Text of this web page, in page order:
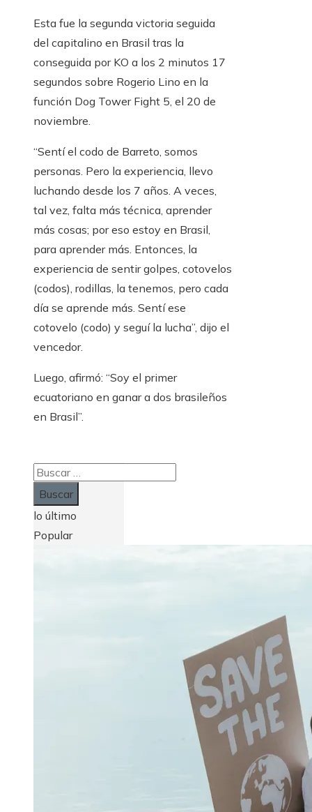
Esta fue la segunda victoria seguida
del capitalino en Brasil tras la
conseguida por KO a los 2 minutos 17
segundos sobre Rogerio Lino en la
función Dog Tower Fight 5, el 20 de
noviembre.
“Sentí el codo de Barreto, somos
personas. Pero la experiencia, llevo
luchando desde los 7 años. A veces,
tal vez, falta más técnica, aprender
más cosas; por eso estoy en Brasil,
para aprender más. Entonces, la
experiencia de sentir golpes, cotovelos
(codos), rodillas, la tenemos, pero cada
día se aprende más. Sentí ese
cotovelo (codo) y seguí la lucha”, dijo el
vencedor.
Luego, afirmó: “Soy el primer
ecuatoriano en ganar a dos brasileños
en Brasil”.
Buscar:
lo último
Popular